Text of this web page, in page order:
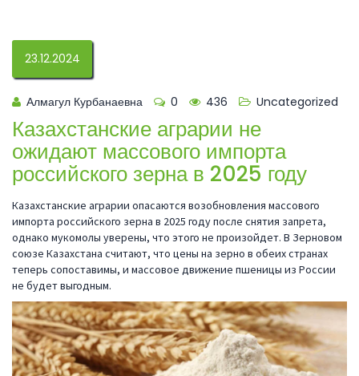
23.12.2024
Алмагул Курбанаевна 0 436 Uncategorized
Казахстанские аграрии не
ожидают массового импорта
российского зерна в 2025 году
Казахстанские аграрии опасаются возобновления массового
импорта российского зерна в 2025 году после снятия запрета,
однако мукомолы уверены, что этого не произойдет. В Зерновом
союзе Казахстана считают, что цены на зерно в обеих странах
теперь сопоставимы, и массовое движение пшеницы из России
не будет выгодным.